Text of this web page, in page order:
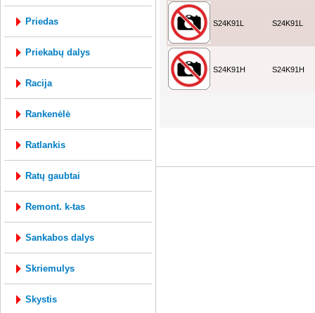
priedas
priekabų dalys
racija
rankenėlė
ratlankis
ratų gaubtai
remont. k-tas
sankabos dalys
skriemulys
skystis
S24K91L S24K91L
S24K91H S24K91H